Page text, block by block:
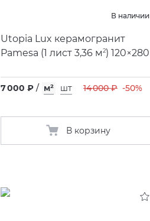
В наличии
Utopia Lux керамогранит
Pamesa (1 лист 3,36 м2) 120×280
7 000 ₽ / м² шт 14 000 ₽ -50%
В корзину